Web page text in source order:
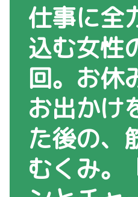
仕事に全
込む女性
回。お休
お出かけ
た後の、
むくみ。